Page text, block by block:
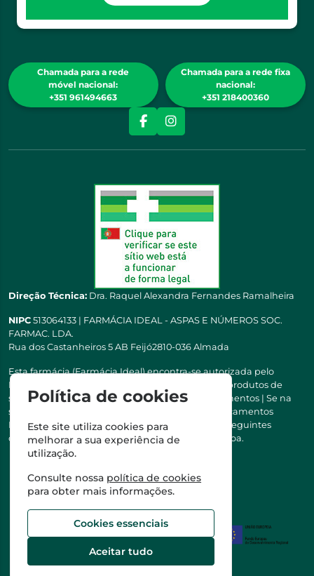
Chamada para a rede
móvel nacional:
+351 961494663
Chamada para a rede fixa
nacional:
+351 218400360
Direção Técnica: Dra. Raquel Alexandra Fernandes Ramalheira
NIPC 513064133 | FARMÁCIA IDEAL - ASPAS E NÚMEROS SOC.
FARMAC. LDA.
Rua dos Castanheiros 5 AB Feijó2810-036 Almada
Esta farmácia (Farmácia Ideal) encontra-se autorizada pelo
INFARMED para a dispensa de medicamentos e produtos de
saúde ao domicílio e através da internet. Medicamentos | Se na
sua receita tiver MSRM, MNSRM, MSRMV ou Medicamentos
Manipulados, estes só podem ser entregues nos seguintes
concelhos: Almada, Seixal, Sesimbra, Oeiras e Lisboa.
Política de cookies
Este site utiliza cookies para
melhorar a sua experiência de
utilização.
Consulte nossa política de cookies
para obter mais informações.
Cookies essenciais
Aceitar tudo